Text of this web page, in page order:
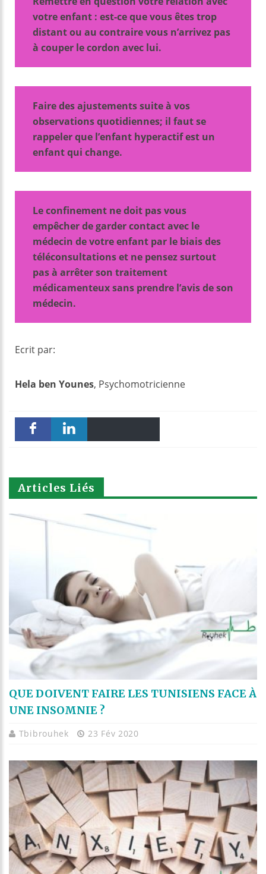
votre enfant : est-ce que vous êtes trop
distant ou au contraire vous n’arrivez pas
à couper le cordon avec lui.
Faire des ajustements suite à vos
observations quotidiennes; il faut se
rappeler que l’enfant hyperactif est un
enfant qui change.
Le confinement ne doit pas vous
empêcher de garder contact avec le
médecin de votre enfant par le biais des
téléconsultationset ne pensez surtout
pas à arrêter son traitement
médicamenteux sans prendre l’avis de son
médecin.
Ecrit par:
Hela ben Younes, Psychomotricienne
k
Articles Liés
QUE DOIVENT FAIRE LES TUNISIENS FACE À
UNE INSOMNIE ?
Tbibrouhek 23 Fév 2020